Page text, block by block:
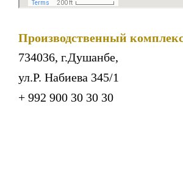
Производственный
734036, г.Душанбе,
ул.Р. Набиева 345/1
+ 992 900 30 30 30